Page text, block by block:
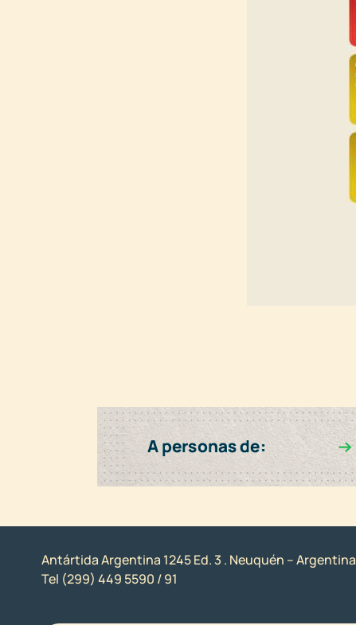
Antártida Argentina 1245 Ed. 3 . Neuquén – Argentina
Tel (299) 449 5590 / 91